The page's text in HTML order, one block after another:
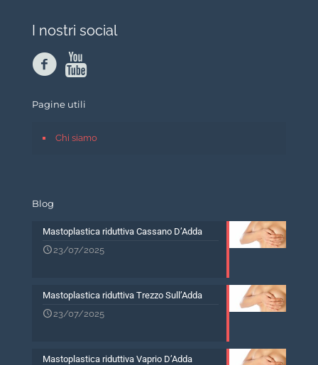
I nostri social
Pagine utili
Chi siamo
Blog
Mastoplastica riduttiva Cassano D’Adda
23/07/2025
Mastoplastica riduttiva Trezzo Sull’Adda
23/07/2025
Mastoplastica riduttiva Vaprio D’Adda